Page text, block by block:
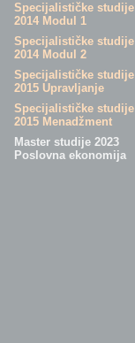
Specijalističke studije
2014 Modul 1
Specijalističke studije
2014 Modul 2
Specijalističke studije
2015 Upravljanje
Specijalističke studije
2015 Menadžment
Master studije 2023
Poslovna ekonomija